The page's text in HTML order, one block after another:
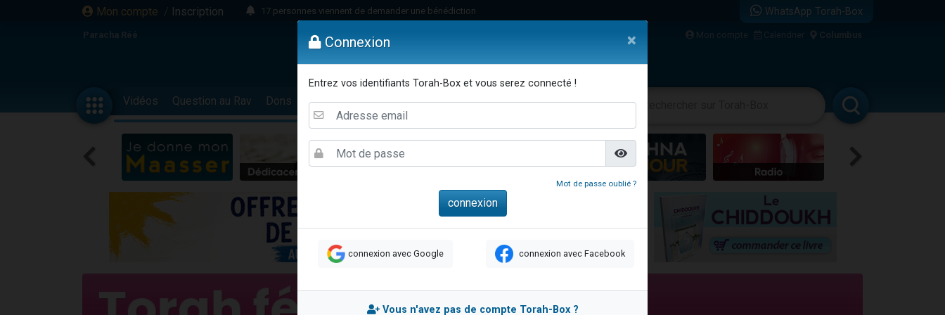
Mon compte / Inscription
17 personnes viennent de demander une bénédiction
4 personnes viennent de nous rejoindre sur WhatsApp
Eva vient de donner son Maasser
4 personnes viennent de nous rejoindre sur WhatsApp
3 personnes viennent de nous rejoindre sur WhatsApp
3 personnes viennent de faire un don pour 5 jours de vacances aux Orphelins
Odaya vient de donner son Maasser
13 personnes viennent de demander une bénédiction
2 personnes viennent de nous rejoindre sur WhatsApp
30 personnes viennent de faire un don pour Sauvez la jambe de Yohan
12 nouvelles musiques dans Torah-Box Music
Il reste 49 places pour étudier en groupe sur Zoom
3 personnes viennent de nous rejoindre sur WhatsApp
WhatsApp Torah-Box
Paracha Réé Mon compte Calendrier Columbus
Vidéos Question au Rav Dons Femmes Enfants Etude sur Texte Musique Paracha Divertissements
Connexion ×
Entrez vos identifiants Torah-Box et vous serez connecté !
Mot de passe oublié ?
connexion avec Google connexion avec Facebook
Vous n'avez pas de compte Torah-Box ?